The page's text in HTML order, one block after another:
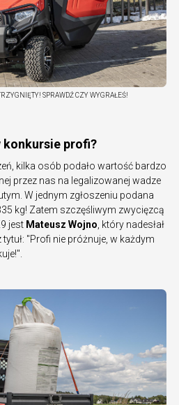
SPRAWDŹ CZY WYGRAŁEŚ!
konkursie profi?
kilka osób podało wartość bardzo
przez nas na legalizowanej wadze
W jednym zgłoszeniu podana
kg! Zatem szczęśliwym zwycięzcą
jest Mateusz Wojno , który nadesłał
"Profi nie próżnuje, w każdym